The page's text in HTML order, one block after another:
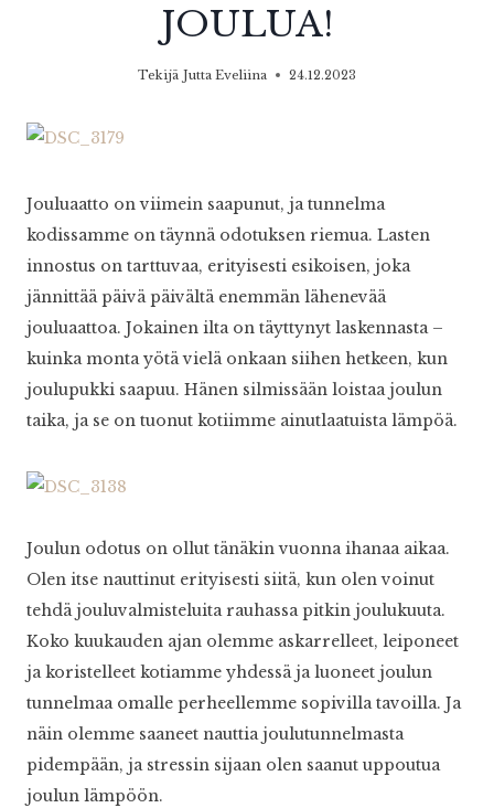
JOULUA!
Tekijä Jutta Eveliina 24.12.2023
Jouluaatto on viimein saapunut, ja tunnelma
kodissamme on täynnä odotuksen riemua. Lasten
innostus on tarttuvaa, erityisesti esikoisen, joka
jännittää päivä päivältä enemmän lähenevää
jouluaattoa. Jokainen ilta on täyttynyt laskennasta –
kuinka monta yötä vielä onkaan siihen hetkeen, kun
joulupukki saapuu. Hänen silmissään loistaa joulun
taika, ja se on tuonut kotiimme ainutlaatuista lämpöä.
Joulun odotus on ollut tänäkin vuonna ihanaa aikaa.
Olen itse nauttinut erityisesti siitä, kun olen voinut
tehdä jouluvalmisteluita rauhassa pitkin joulukuuta.
Koko kuukauden ajan olemme askarrelleet, leiponeet
ja koristelleet kotiamme yhdessä ja luoneet joulun
tunnelmaa omalle perheellemme sopivilla tavoilla. Ja
näin olemme saaneet nauttia joulutunnelmasta
pidempään, ja stressin sijaan olen saanut uppoutua
joulun lämpöön.